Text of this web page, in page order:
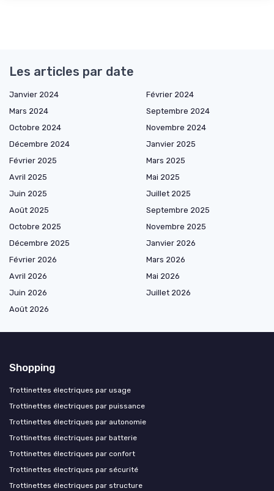
Les articles par date
Janvier 2024
Février 2024
Mars 2024
Septembre 2024
Octobre 2024
Novembre 2024
Décembre 2024
Janvier 2025
Février 2025
Mars 2025
Avril 2025
Mai 2025
Juin 2025
Juillet 2025
Août 2025
Septembre 2025
Octobre 2025
Novembre 2025
Décembre 2025
Janvier 2026
Février 2026
Mars 2026
Avril 2026
Mai 2026
Juin 2026
Juillet 2026
Août 2026
Shopping
Trottinettes électriques par usage
Trottinettes électriques par puissance
Trottinettes électriques par autonomie
Trottinettes électriques par batterie
Trottinettes électriques par confort
Trottinettes électriques par sécurité
Trottinettes électriques par structure